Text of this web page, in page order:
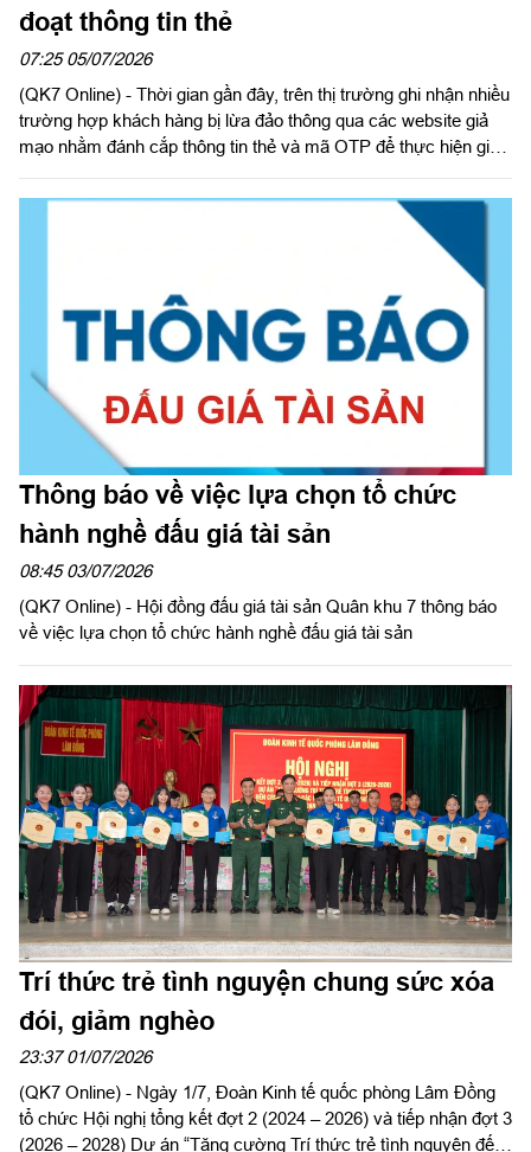
đoạt thông tin thẻ
07:25 05/07/2026
(QK7 Online) - Thời gian gần đây, trên thị trường ghi nhận nhiều
trường hợp khách hàng bị lừa đảo thông qua các website giả
mạo nhằm đánh cắp thông tin thẻ và mã OTP để thực hiện giao
giao diện tương tự website của doanh nghiệp, thương hiệu uy
tín hoặc cơ quan nhà nước để tạo lòng tin với khách hàng.
Thông báo về việc lựa chọn tổ chức
hành nghề đấu giá tài sản
08:45 03/07/2026
(QK7 Online) - Hội đồng đấu giá tài sản Quân khu 7 thông báo
về việc lựa chọn tổ chức hành nghề đấu giá tài sản
Trí thức trẻ tình nguyện chung sức xóa
đói, giảm nghèo
23:37 01/07/2026
(QK7 Online) - Ngày 1/7, Đoàn Kinh tế quốc phòng Lâm Đồng
tổ chức Hội nghị tổng kết đợt 2 (2024 – 2026) và tiếp nhận đợt 3
(2026 – 2028) Dự án “Tăng cường Trí thức trẻ tình nguyện đến